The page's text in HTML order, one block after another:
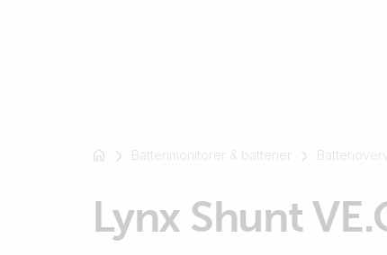
Batterimonitorer & batterier
Lynx Shunt